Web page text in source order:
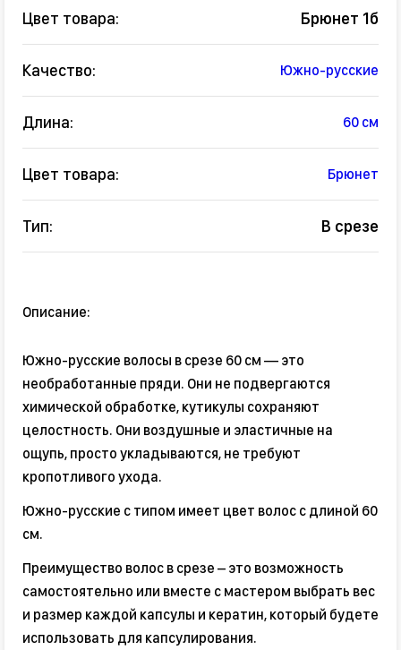
Цвет товара: Брюнет 1б
Качество: Южно-русские
Длина: 60 см
Цвет товара: Брюнет
Тип: В срезе
Описание:
Южно-русские волосы в срезе 60 см — это
необработанные пряди. Они не подвергаются
химической обработке, кутикулы сохраняют
целостность. Они воздушные и эластичные на
ощупь, просто укладываются, не требуют
кропотливого ухода.
Южно-русские с типом имеет цвет волос с длиной 60
см.
Преимущество волос в срезе – это возможность
самостоятельно или вместе с мастером выбрать вес
и размер каждой капсулы и кератин, который будете
использовать для капсулирования.